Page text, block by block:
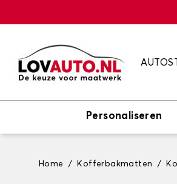
Personaliseren
Home Kofferbakmatten